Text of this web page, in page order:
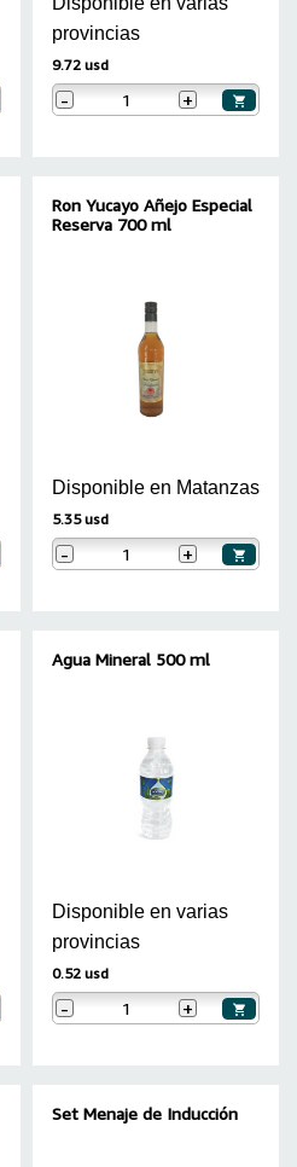
provincias
9.72 usd
- +
Ron Yucayo Añejo Especial
Reserva 700 ml
Disponible en Matanzas
5.35 usd
- +
Agua Mineral 500 ml
Disponible en varias
provincias
0.52 usd
- +
Set Menaje de Inducción